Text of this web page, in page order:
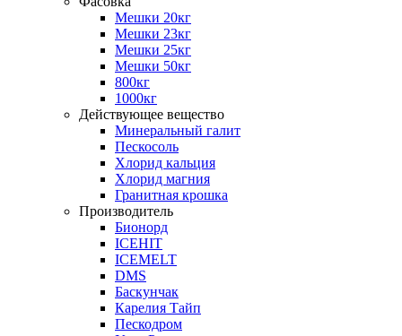
Мешки 20кг
Мешки 23кг
Мешки 25кг
Мешки 50кг
800кг
1000кг
Действующее вещество
Минеральный галит
Пескосоль
Хлорид кальция
Хлорид магния
Гранитная крошка
Производитель
Бионорд
ICEHIT
ICEMELT
DMS
Баскунчак
Карелия Тайп
Пескодром